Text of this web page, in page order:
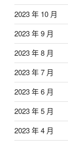
2023 年 10 月
2023 年 9 月
2023 年 8 月
2023 年 7 月
2023 年 6 月
2023 年 5 月
2023 年 4 月